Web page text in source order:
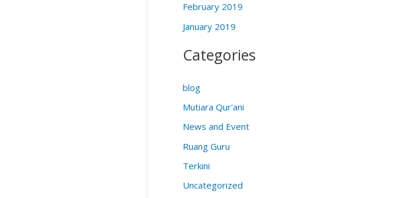
February 2019
January 2019
Categories
blog
Mutiara Qur'ani
News and Event
Ruang Guru
Terkini
Uncategorized